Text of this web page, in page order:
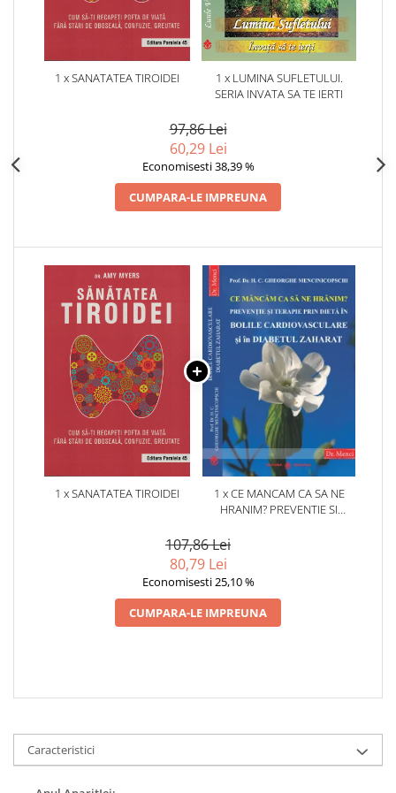
1 x SANATATEA TIROIDEI
1 x LUMINA SUFLETULUI.
SERIA INVATA SA TE IERTI
97,86 Lei
60,29 Lei
Economisesti 38,39 %
CUMPARA-LE IMPREUNA
1 x SANATATEA TIROIDEI
1 x CE MANCAM CA SA NE
HRANIM? PREVENTIE SI
CARDIOVASCULARE SI IN
107,86 Lei
80,79 Lei
Economisesti 25,10 %
CUMPARA-LE IMPREUNA
Caracteristici